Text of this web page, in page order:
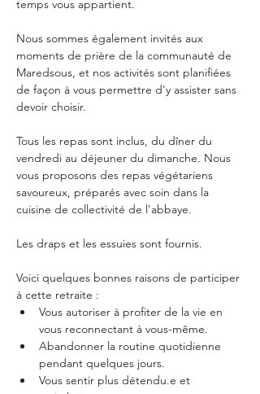
temps vous appartient.
Nous sommes également invités aux
moments de prière de la communauté de
Maredsous, et nos activités sont planifiées
de façon à vous permettre d'y assister sans
devoir choisir.
Tous les repas sont inclus, du dîner du
vendredi au déjeuner du dimanche. Nous
vous proposons des repas végétariens
savoureux, préparés avec soin dans la
cuisine de collectivité de l'abbaye.
Les draps et les essuies sont fournis.
Voici quelques bonnes raisons de participer
à cette retraite :
Vous autoriser à profiter de la vie en
vous reconnectant à vous-même.
Abandonner la routine quotidienne
pendant quelques jours.
Vous sentir plus détendu.e et